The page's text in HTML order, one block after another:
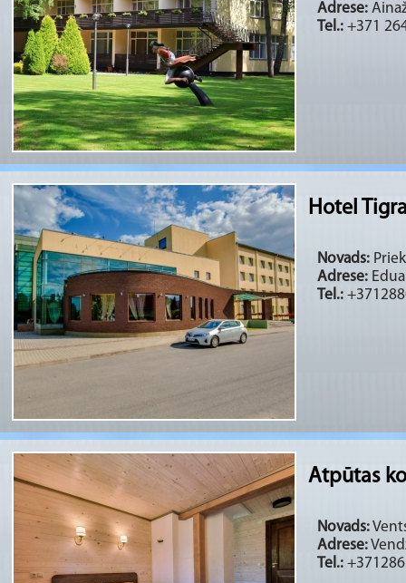
Adrese:
Tel.: +371
Hotel
Novads:
Adrese:
Tel.:
Atpūtas
Novads:
Adrese:
Tel.: